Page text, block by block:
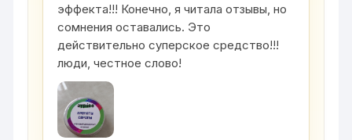
эффекта!!! Конечно, я читала отзывы, но
сомнения оставались. Это
действительно суперское средство!!!
люди, честное слово!